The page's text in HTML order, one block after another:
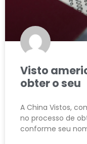
Visto
obter o seu
A China Vistos,
no processo de
conforme seu